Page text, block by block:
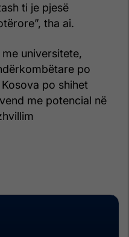
ti je pjesë
tha ai.
universitete,
po
po shihet
me potencial në